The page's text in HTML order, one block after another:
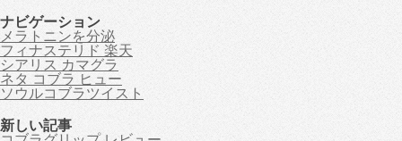
ナビゲーション
メラトニンを分泌
フィナステリド 楽天
シアリス カマグラ
ネタ コブラ ヒュー
ソウルコブラツイスト
新しい記事